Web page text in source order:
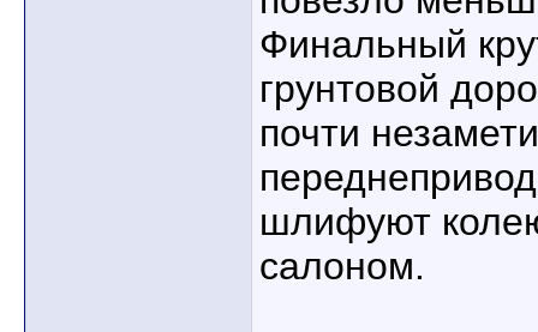
Финальный
грунтовой
почти
шлифуют
салоном.